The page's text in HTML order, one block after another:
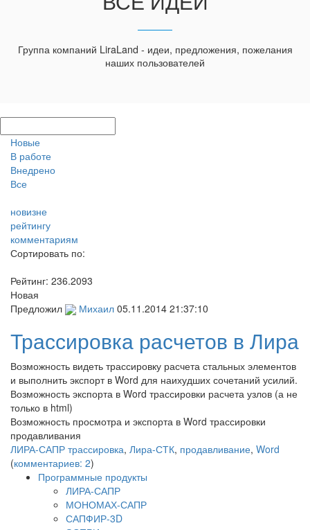
Группа компаний LiraLand - идеи, предложения, пожелания
наших пользователей
Новые
В работе
Внедрено
Все
новизне
рейтингу
комментариям
Сортировать по:
Рейтинг: 236.2093
Новая
Предложил
Михаил 05.11.2014 21:37:10
Трассировка расчетов в Лира
Возможность видеть трассировку расчета стальных элементов
и выполнить экспорт в Word для наихудших сочетаний усилий.
Возможность экспорта в Word трассировки расчета узлов (а не
только в html)
Возможность просмотра и экспорта в Word трассировки
продавливания
ЛИРА-САПР трассировка, Лира-СТК, продавливание, Word
(комментариев: 2)
Программные продукты
ЛИРА-САПР
МОНОМАХ-САПР
САПФИР-3D